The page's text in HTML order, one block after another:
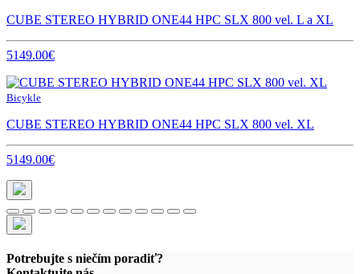
CUBE STEREO HYBRID ONE44 HPC SLX 800 vel. L a XL
5149.00€
Bicykle
CUBE STEREO HYBRID ONE44 HPC SLX 800 vel. XL
5149.00€
Potrebujte s niečím poradiť?